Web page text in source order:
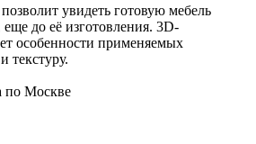
увидеть готовую мебель
еще до её изготовления. 3D-
особенности применяемых
текстуру.